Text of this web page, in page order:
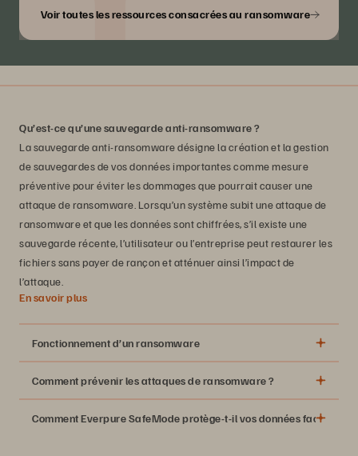
Voir toutes les ressources consacrées au ransomware
Qu’est-ce qu’une sauvegarde anti-ransomware ?
La sauvegarde anti-ransomware désigne la création et la gestion
de sauvegardes de vos données importantes comme mesure
préventive pour éviter les dommages que pourrait causer une
attaque de ransomware. Lorsqu’un système subit une attaque de
ransomware et que les données sont chiffrées, s’il existe une
sauvegarde récente, l’utilisateur ou l’entreprise peut restaurer les
fichiers sans payer de rançon et atténuer ainsi l’impact de
l’attaque.
En savoir plus
Fonctionnement d’un ransomware
Comment prévenir les attaques de ransomware ?
Comment Everpure SafeMode protège-t-il vos données face à la